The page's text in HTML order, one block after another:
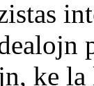
ke la